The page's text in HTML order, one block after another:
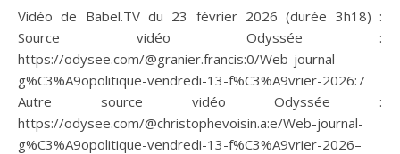
Vidéo de Babel.TV du 23 février 2026 (durée 3h18) :
Source vidéo Odyssée :
https://odysee.com/@granier.francis:0/Web-journal-
g%C3%A9opolitique-vendredi-13-f%C3%A9vrier-2026:7
Autre source vidéo Odyssée :
https://odysee.com/@christophevoisin.a:e/Web-journal-
g%C3%A9opolitique-vendredi-13-f%C3%A9vrier-2026–